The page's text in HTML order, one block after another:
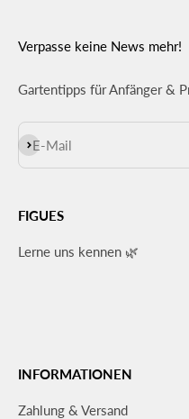
Verpasse keine News mehr!
Gartentipps für Anfänger &
E-Mail
Abonnieren
FIGUES
Lerne uns kennen 🌿
INFORMATIONEN
Zahlung & Versand